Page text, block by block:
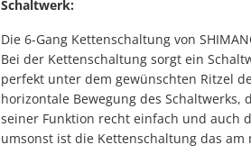
Schaltwerk:
Die 6-Gang Kettenschaltung von
Bei der Kettenschaltung sorgt ein
perfekt unter dem gewünschten Ritzel
horizontale Bewegung des
seiner Funktion recht einfach und auch
umsonst ist die Kettenschaltung das